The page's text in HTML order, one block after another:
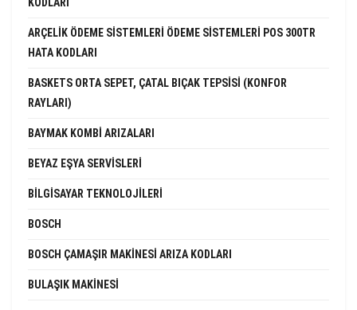
KODLARI
ARÇELIK ÖDEME SISTEMLERI ÖDEME SISTEMLERI POS 300TR
HATA KODLARI
BASKETS ORTA SEPET, ÇATAL BIÇAK TEPSISI (KONFOR
RAYLARI)
BAYMAK KOMBI ARIZALARI
BEYAZ EŞYA SERVISLERI
BILGISAYAR TEKNOLOJILERI
BOSCH
BOSCH ÇAMAŞIR MAKINESI ARIZA KODLARI
BULAŞIK MAKINESI